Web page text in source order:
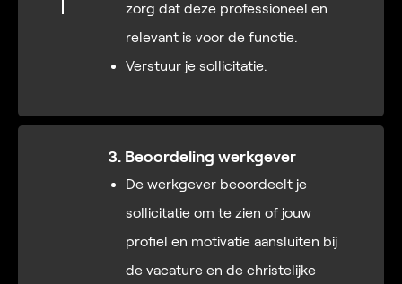
zorg dat deze professioneel en
relevant is voor de functie.
Verstuur je sollicitatie.
3. Beoordeling werkgever
De werkgever beoordeelt je
sollicitatie om te zien of jouw
profiel en motivatie aansluiten bij
de vacature en de christelijke